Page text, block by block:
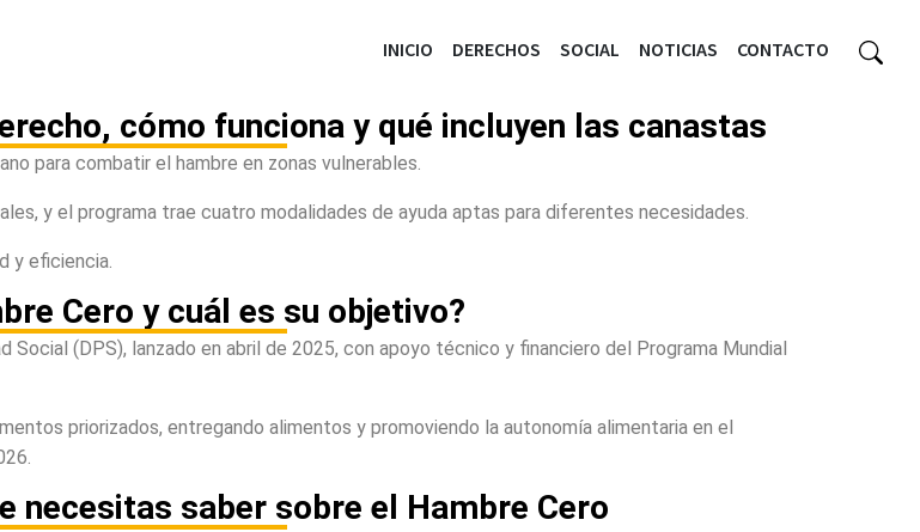
INICIO DERECHOS SOCIAL NOTICIAS CONTACTO
cómo funciona y qué incluyen las canastas
para combatir el hambre en zonas vulnerables.
y el programa trae cuatro modalidades de ayuda aptas para diferentes necesidades.
y eficiencia.
Cero y cuál es su objetivo?
Social (DPS), lanzado en abril de 2025, con apoyo técnico y financiero del Programa Mundial
priorizados, entregando alimentos y promoviendo la autonomía alimentaria en el
necesitas saber sobre el Hambre Cero